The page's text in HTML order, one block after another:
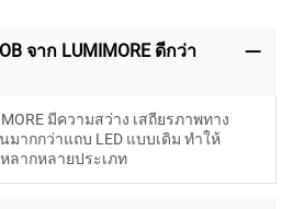
จาก LUMIMORE ดีกว่า
มีความสว่าง เสถียรภาพทาง
ากกว่าแถบ LED แบบเดิม ทำให้
ลากหลายประเภท